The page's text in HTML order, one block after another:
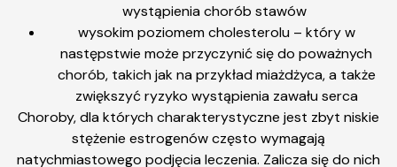
wystąpienia chorób stawów
wysokim poziomem cholesterolu – który w
następstwie może przyczynić się do poważnych
chorób, takich jak na przykład miażdżyca, a także
zwiększyć ryzyko wystąpienia zawału serca
Choroby, dla których charakterystyczne jest zbyt niskie
stężenie estrogenów często wymagają
natychmiastowego podjęcia leczenia. Zalicza się do nich